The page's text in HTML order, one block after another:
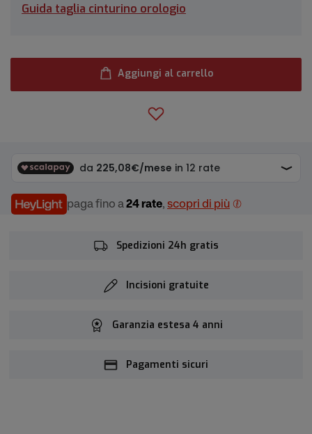
Guida taglia cinturino orologio
Aggiungi al carrello
paga fino a 24 rate, scopri di più
Spedizioni 24h gratis
Incisioni gratuite
Garanzia estesa 4 anni
Pagamenti sicuri